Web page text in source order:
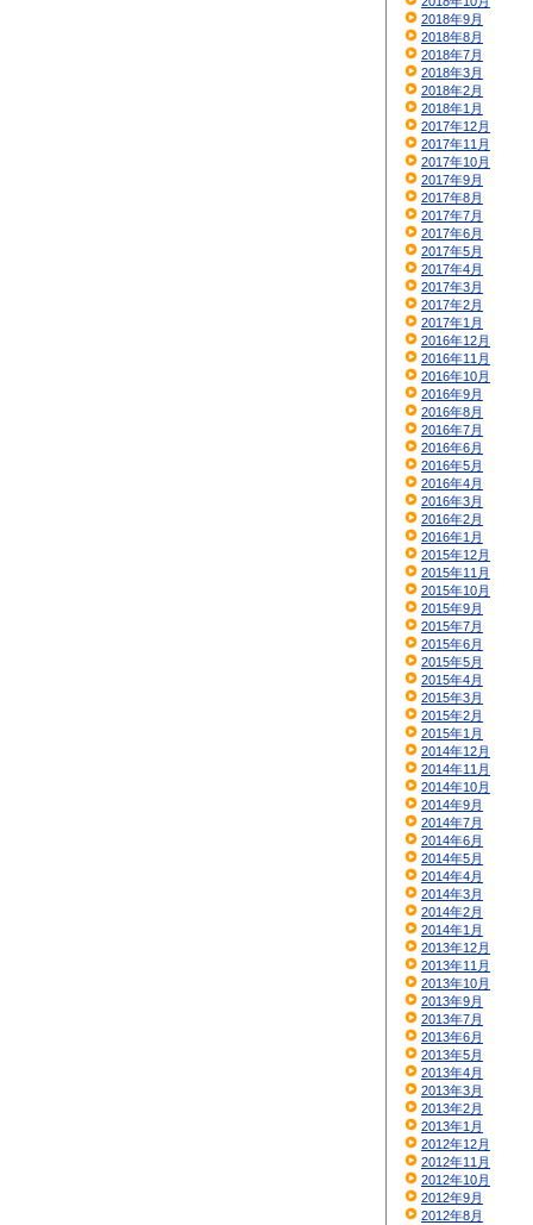
2018年9月
2018年8月
2018年7月
2018年3月
2018年2月
2018年1月
2017年12月
2017年11月
2017年10月
2017年9月
2017年8月
2017年7月
2017年6月
2017年5月
2017年4月
2017年3月
2017年2月
2017年1月
2016年12月
2016年11月
2016年10月
2016年9月
2016年8月
2016年7月
2016年6月
2016年5月
2016年4月
2016年3月
2016年2月
2016年1月
2015年12月
2015年11月
2015年10月
2015年9月
2015年7月
2015年6月
2015年5月
2015年4月
2015年3月
2015年2月
2015年1月
2014年12月
2014年11月
2014年10月
2014年9月
2014年7月
2014年6月
2014年5月
2014年4月
2014年3月
2014年2月
2014年1月
2013年12月
2013年11月
2013年10月
2013年9月
2013年7月
2013年6月
2013年5月
2013年4月
2013年3月
2013年2月
2013年1月
2012年12月
2012年11月
2012年10月
2012年9月
2012年8月